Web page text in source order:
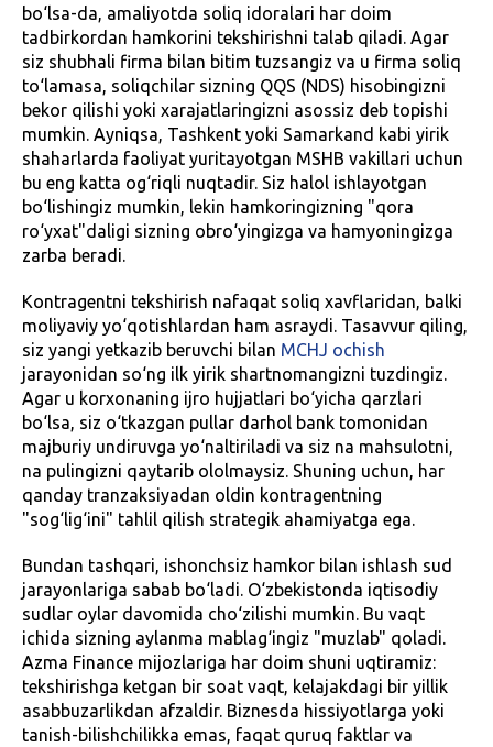
bo‘lsa-da, amaliyotda soliq idoralari har doim
tadbirkordan hamkorini tekshirishni talab qiladi. Agar
siz shubhali firma bilan bitim tuzsangiz va u firma soliq
to‘lamasa, soliqchilar sizning QQS (NDS) hisobingizni
bekor qilishi yoki xarajatlaringizni asossiz deb topishi
mumkin. Ayniqsa, Tashkent yoki Samarkand kabi yirik
shaharlarda faoliyat yuritayotgan MSHB vakillari uchun
bu eng katta og‘riqli nuqtadir. Siz halol ishlayotgan
bo‘lishingiz mumkin, lekin hamkoringizning "qora
ro‘yxat"daligi sizning obro‘yingizga va hamyoningizga
zarba beradi.
Kontragentni tekshirish nafaqat soliq xavflaridan, balki
moliyaviy yo‘qotishlardan ham asraydi. Tasavvur qiling,
siz yangi yetkazib beruvchi bilan MCHJ ochish
jarayonidan so‘ng ilk yirik shartnomangizni tuzdingiz.
Agar u korxonaning ijro hujjatlari bo‘yicha qarzlari
bo‘lsa, siz o‘tkazgan pullar darhol bank tomonidan
majburiy undiruvga yo‘naltiriladi va siz na mahsulotni,
na pulingizni qaytarib ololmaysiz. Shuning uchun, har
qanday tranzaksiyadan oldin kontragentning
"sog‘lig‘ini" tahlil qilish strategik ahamiyatga ega.
Bundan tashqari, ishonchsiz hamkor bilan ishlash sud
jarayonlariga sabab bo‘ladi. O‘zbekistonda iqtisodiy
sudlar oylar davomida cho‘zilishi mumkin. Bu vaqt
ichida sizning aylanma mablag‘ingiz "muzlab" qoladi.
Azma Finance mijozlariga har doim shuni uqtiramiz:
tekshirishga ketgan bir soat vaqt, kelajakdagi bir yillik
asabbuzarlikdan afzaldir. Biznesda hissiyotlarga yoki
tanish-bilishchilikka emas, faqat quruq faktlar va